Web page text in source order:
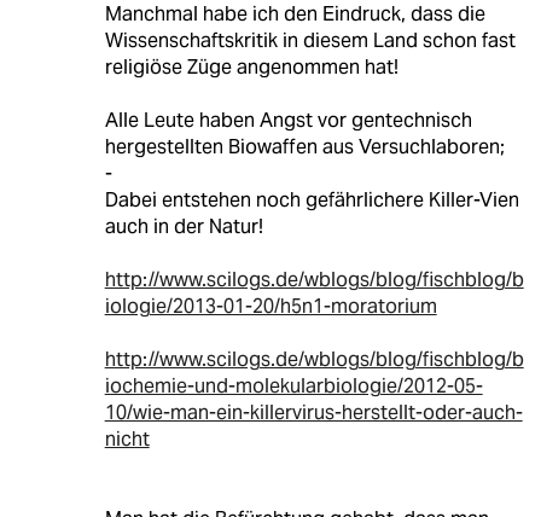
Manchmal habe ich den Eindruck, dass die
Wissenschaftskritik in diesem Land schon fast
religiöse Züge angenommen hat!
Alle Leute haben Angst vor gentechnisch
hergestellten Biowaffen aus Versuchlaboren;
-
Dabei entstehen noch gefährlichere Killer-Vien
auch in der Natur!
http://www.scilogs.de/wblogs/blog/fischblog/b
iologie/2013-01-20/h5n1-moratorium
http://www.scilogs.de/wblogs/blog/fischblog/b
iochemie-und-molekularbiologie/2012-05-
10/wie-man-ein-killervirus-herstellt-oder-auch-
nicht